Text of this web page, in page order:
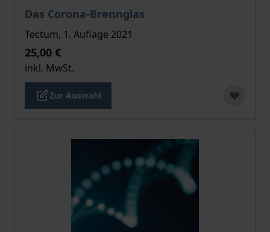
Das Corona-Brennglas
Der Preis dieses Titels richtet sich nach der
Tectum, 1. Auflage 2021
25,00 €
inkl. MwSt.
Zur Auswahl